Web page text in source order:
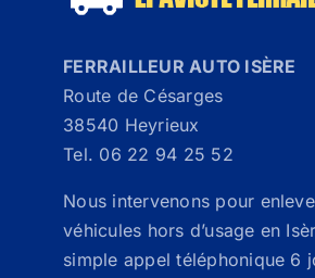
FERRAILLEUR AUTO ISÈRE
Route de Césarges
38540 Heyrieux
Tel. 06 22 94 25 52
Nous intervenons pour
véhicules hors d’usage en
simple appel téléphonique 6